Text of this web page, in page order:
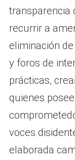
transparencia
recurrir a
eliminación
y foros de
prácticas,
quienes
voces
elaborada